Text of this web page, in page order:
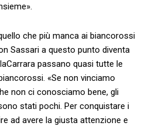
che più manca ai biancorossi
Sassari a questo punto diventa
passano quasi tutte le
«Se non vinciamo
non ci conosciamo bene, gli
stati pochi. Per conquistare i
ad avere la giusta attenzione e